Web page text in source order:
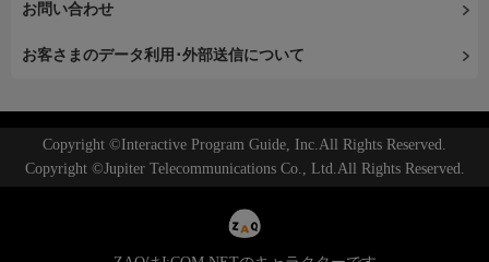
お問い合わせ
お客さまのデータ利用･外部送信について
Copyright ©Interactive Program Guide, Inc.All Rights Reserved.
Copyright ©Jupiter Telecommunications Co., Ltd.All Rights Reserved.